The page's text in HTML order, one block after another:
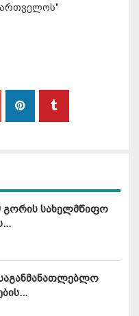
გორის სახელმწიფო
საგანმანათლებლო